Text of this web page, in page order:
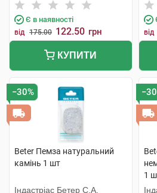
Є в наявності
від 175.00 122.50 грн
КУПИТИ
від
−30%
Beter Пемза натуральний
камінь 1 шт
Індастріас Бетер С.А.
1